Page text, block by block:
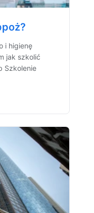
i higienę
jak szkolić
Szkolenie